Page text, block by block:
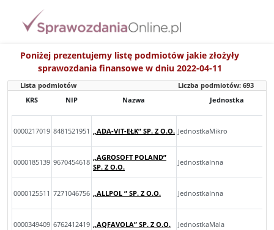
Poniżej prezentujemy listę podmiotów jakie złożyły
sprawozdania finansowe w dniu 2022-04-11
Lista podmiotów Liczba podmiotów: 693
KRS
NIP Nazwa Jednostka
0000217019 8481521951 „ADA-VIT-EŁK” SP. Z O.O. JednostkaMikro
0000185139 9670454618
„AGROSOFT POLAND”
SP. Z O.O.
JednostkaInna
0000125511 7271046756 „ALLPOL ” SP. Z O.O. JednostkaInna
0000349409 6762412419 „AQFAVOLA” SP. Z O.O. JednostkaMala